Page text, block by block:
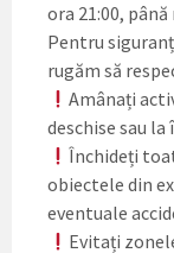
ora 21:00, până
Pentru
rugăm să
Amânați
deschise sau
Închideți
obiectele din
eventuale
Evitați